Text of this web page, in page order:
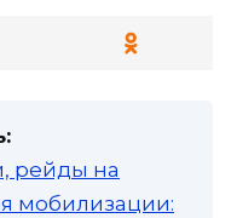
рейды на
мобилизации: